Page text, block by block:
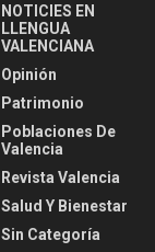
NOTICIES EN
LLENGUA
VALENCIANA
Opinión
Patrimonio
Poblaciones De
Valencia
Revista Valencia
Salud Y Bienestar
Sin Categoría